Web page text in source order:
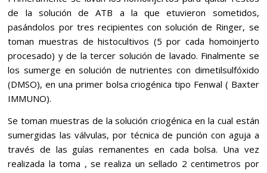
de la solución de ATB a la que etuvieron sometidos,
pasándolos por tres recipientes con solución de Ringer, se
toman muestras de histocultivos (5 por cada homoinjerto
procesado) y de la tercer solución de lavado. Finalmente se
los sumerge en solución de nutrientes con dimetilsulfóxido
(DMSO), en una primer bolsa criogénica tipo Fenwal ( Baxter
IMMUNO).
Se toman muestras de la solución criogénica en la cual están
sumergidas las válvulas, por técnica de punción con aguja a
través de las guías remanentes en cada bolsa. Una vez
realizada la toma , se realiza un sellado 2 centimetros por